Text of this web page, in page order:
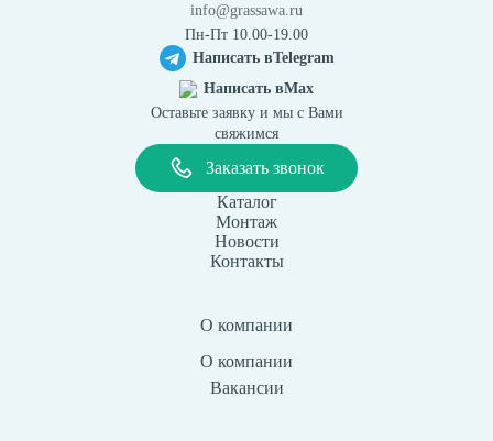
info@grassawa.ru
Пн-Пт 10.00-19.00
Написать вTelegram
Написать вMax
Оставьте заявку и мы с Вами
свяжимся
Заказать звонок
Каталог
Монтаж
Новости
Контакты
О компании
О компании
Вакансии